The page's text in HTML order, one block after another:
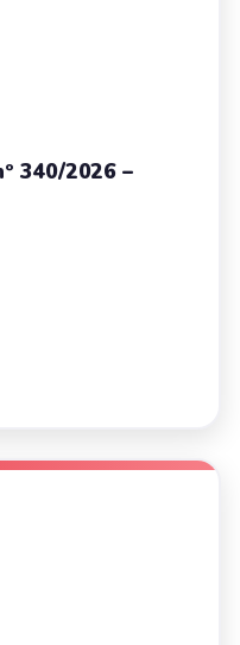
340/2026 –